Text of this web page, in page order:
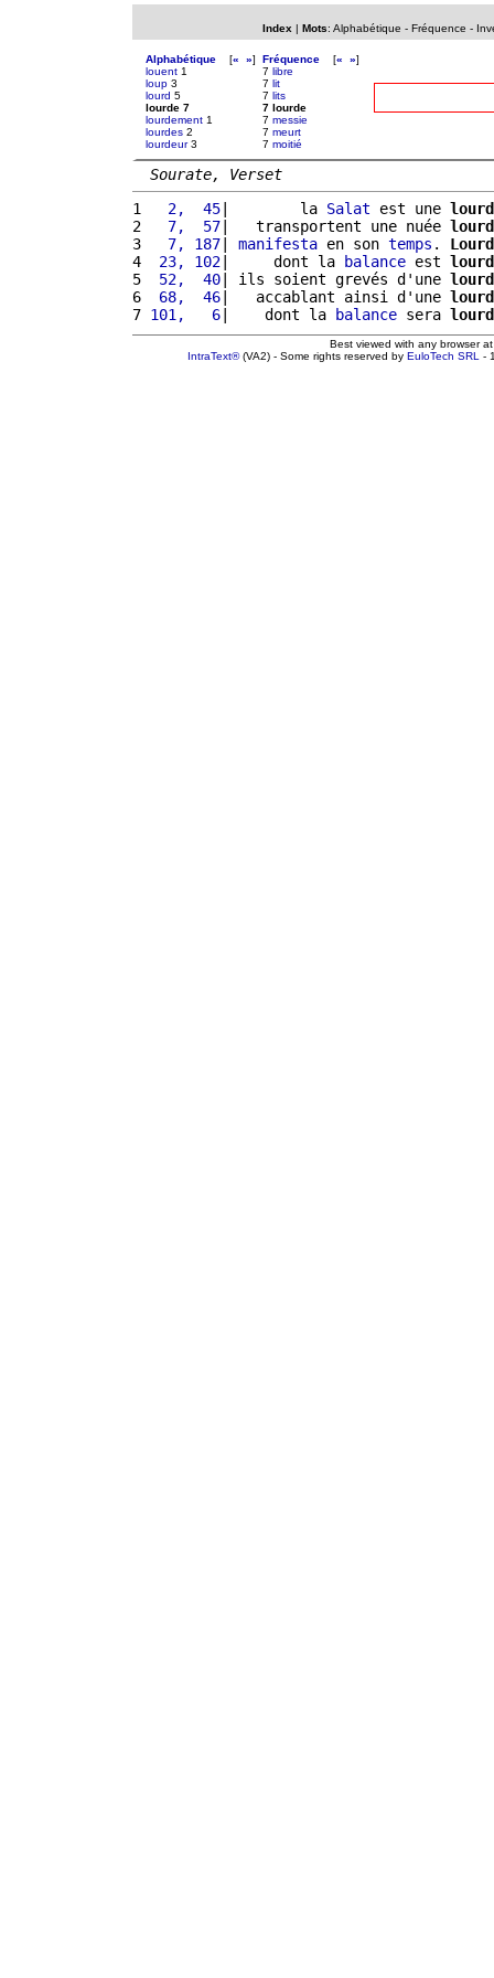
Index | Mots: Alphabétique - Fréquence -
Alphabétique [« »]
louent 1
loup 3
lourd 5
lourde 7
lourdement 1
lourdes 2
lourdeur3
Fréquence [« »]
7 libre
7 lit
7 lits
7 lourde
7 messie
7 meurt
7 moitié
Sourate, Verset
1
  2,  45
|        la Salat est une
2
  7,  57
|   transportent une nuée
3
  7, 187
manifesta en son temps .
4
23, 102 |     dont la balance est
5
52,  40 | ils soient grevés d'une
6
68,  46 |   accablant ainsi d'une
7 101,   6 |    dont la balance sera
Best viewed with any browser
IntraText®(VA2) - Some rights reserved by EuloTech SRL -